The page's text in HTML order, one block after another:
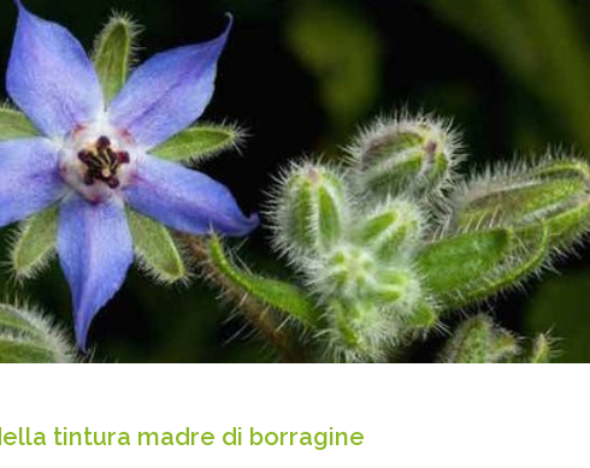
tintura madre di borragine